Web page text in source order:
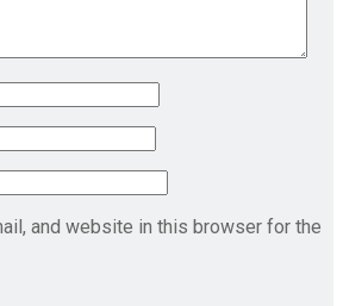
and website in this browser for the